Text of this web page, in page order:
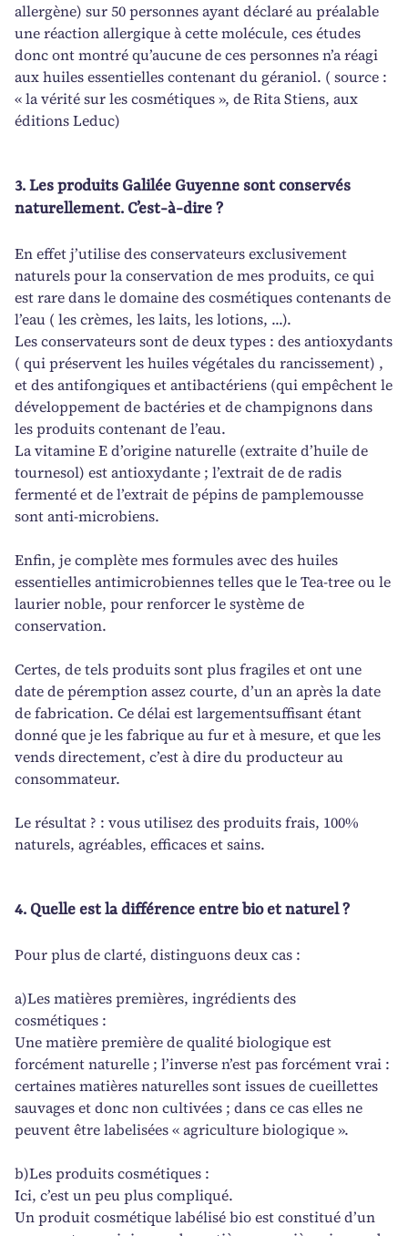
allergène) sur 50 personnes ayant déclaré au préalable
une réaction allergique à cette molécule, ces études
donc ont montré qu’aucune de ces personnes n’a réagi
aux huiles essentielles contenant du géraniol. ( source :
« la vérité sur les cosmétiques », de Rita Stiens, aux
éditions Leduc)
3. Les produits Galilée Guyenne sont conservés
naturellement. C’est-à-dire ?
En effet j’utilise des conservateurs exclusivement
naturels pour la conservation de mes produits, ce qui
est rare dans le domaine des cosmétiques contenants de
l’eau ( les crèmes, les laits, les lotions, ...).
Les conservateurs sont de deux types : des antioxydants
( qui préservent les huiles végétales du rancissement) ,
et des antifongiques et antibactériens (qui empêchent le
développement de bactéries et de champignons dans
les produits contenant de l’eau.
La vitamine E d’origine naturelle (extraite d’huile de
tournesol) est antioxydante ; l’extrait de de radis
fermenté et de l’extrait de pépins de pamplemousse
sont anti-microbiens.
Enfin, je complète mes formules avec des huiles
essentielles antimicrobiennes telles que le Tea-tree ou le
laurier noble, pour renforcer le système de
conservation.
Certes, de tels produits sont plus fragiles et ont une
date de péremption assez courte, d’un an après la date
de fabrication. Ce délai est largementsuffisant étant
donné que je les fabrique au fur et à mesure, et que les
vends directement, c’est à dire du producteur au
consommateur.
Le résultat ? : vous utilisez des produits frais, 100%
naturels, agréables, efficaces et sains.
4. Quelle est la différence entre bio et naturel ?
Pour plus de clarté, distinguons deux cas :
a)Les matières premières, ingrédients des
cosmétiques :
Une matière première de qualité biologique est
forcément naturelle ; l’inverse n’est pas forcément vrai :
certaines matières naturelles sont issues de cueillettes
sauvages et donc non cultivées ; dans ce cas elles ne
peuvent être labelisées « agriculture biologique ».
b)Les produits cosmétiques :
Ici, c’est un peu plus compliqué.
Un produit cosmétique labélisé bio est constitué d’un